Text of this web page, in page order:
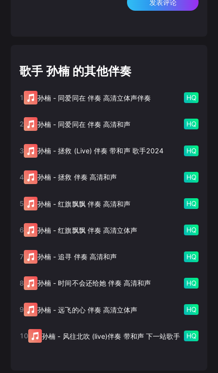
发表评论
歌手 孙楠 的其他伴奏
1 孙楠 - 同爱同在 伴奏 高清立体声伴奏 HQ
2 孙楠 - 同爱同在 伴奏 高清和声 HQ
3 孙楠 -拯救 (Live) 伴奏 带和声 歌手2024 HQ
4 孙楠 -拯救 伴奏 高清和声 HQ
5 孙楠 -红旗飘飘 伴奏 高清和声 HQ
6 孙楠 -红旗飘飘 伴奏 高清立体声 HQ
7 孙楠 -追寻 伴奏 高清和声 HQ
8 孙楠 - 时间不会还给她 伴奏 高清和声 HQ
9 孙楠 -远飞的心 伴奏 高清立体声 HQ
10 孙楠 - 风往北吹 (live)伴奏 带和声 下一站歌手 HQ